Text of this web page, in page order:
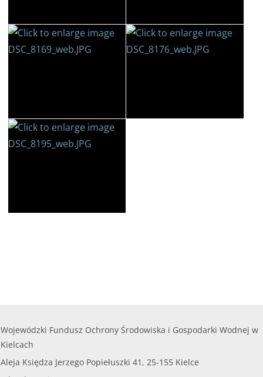
Wojewódzki Fundusz Ochrony Środowiska i Gospodarki Wodnej w
Kielcach
Aleja Księdza Jerzego Popiełuszki 41, 25-155 Kielce